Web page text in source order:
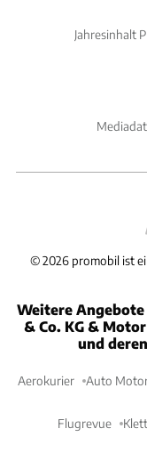
Jahresinhalt
©2026 promobil ist
Weitere
& Co. KG &
und
Aerokurier Auto
Flugrevue